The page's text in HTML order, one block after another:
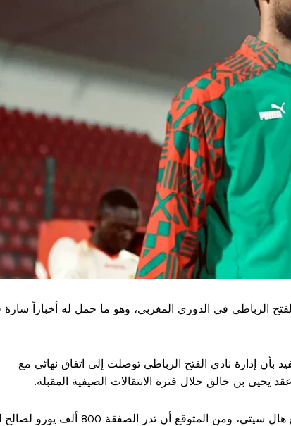
الفتح الرباطي في الدوري المغربي، وهو ما حمل له أخباراً سارة
بأن إدارة نادي الفتح الرباطي توصلت إلى اتفاق نهائي مع
يحيى بن خالق خلال فترة الانتقالات الصيفية المقبلة.
سيوقع يحيى بن خالق عقدا لمدة أربع سنوات مع هال سيتي، ومن المتوقع أن تدر الصفقة